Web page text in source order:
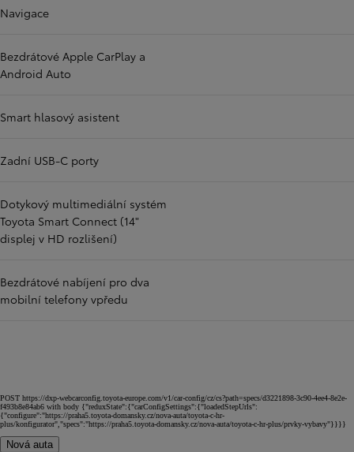
Navigace
Bezdrátové Apple CarPlay a
Android Auto
Smart hlasový asistent
Zadní USB-C porty
Dotykový multimediální systém
Toyota Smart Connect (14"
displej v HD rozlišení)
Bezdrátové nabíjení pro dva
mobilní telefony vpředu
POST https://dxp-webcarconfig.toyota-europe.com/v1/car-config/cz/cs?path=specs/d3221898-3c90-4ee4-8e2e-
f493b8e84ab6 with body {"reduxState":{"carConfigSettings":{"loadedStepUrls":
{"configure":"https://praha5.toyota-domansky.cz/nova-auta/toyota-c-hr-
plus/konfigurator","specs":"https://praha5.toyota-domansky.cz/nova-auta/toyota-c-hr-plus/prvky-vybavy"}}}}
Nová auta